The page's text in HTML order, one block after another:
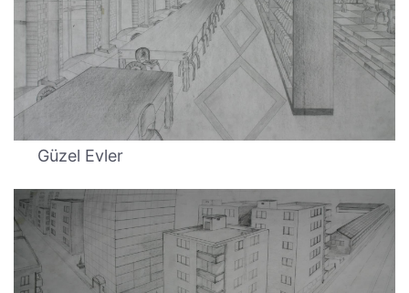
Güzel Evler